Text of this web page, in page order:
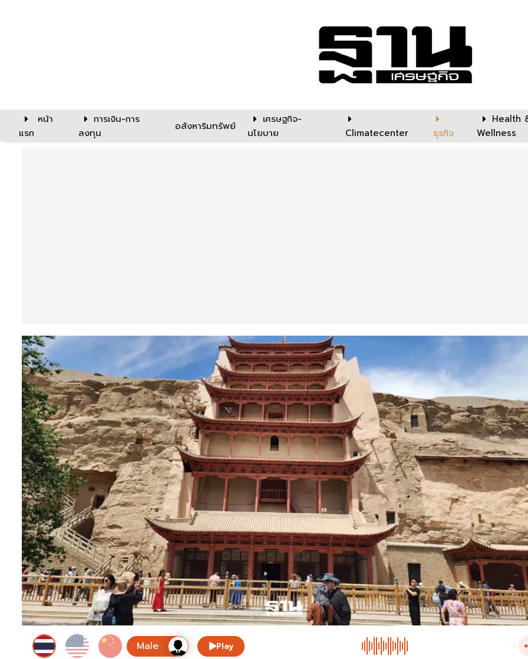
หน้า
แรก
การเงิน-การ
ลงทุน
อสังหาริมทรัพย์
เศรษฐกิจ-
นโยบาย
Climatecenter ธุรกิจ
Health
Wellness
Play